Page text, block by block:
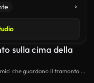
sulla cima della
che guardano il tramonto su